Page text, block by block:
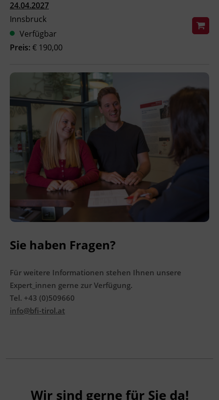
BFI Reutte
BFI Schwaz
24.04.2027
Innsbruck
Verfügbar
Preis: € 190,00
Sie haben Fragen?
Für weitere Informationen stehen Ihnen unsere
Expert_innen gerne zur Verfügung.
Tel. +43 (0)509660
info@bfi-tirol.at
Wir sind gerne für Sie da!